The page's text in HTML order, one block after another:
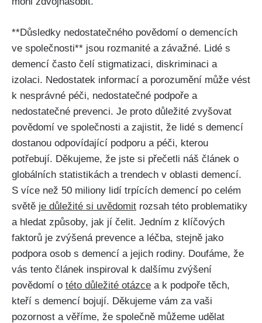
**Důsledky nedostatečného povědomí o demencích
ve společnosti** jsou rozmanité a závažné. Lidé s
demencí často čelí stigmatizaci, diskriminaci a
izolaci. Nedostatek informací a porozumění může vést
k nesprávné péči, nedostatečné podpoře a
nedostatečné prevenci. Je proto důležité zvyšovat
povědomí ve společnosti a zajistit, že lidé s demencí
dostanou odpovídající podporu a péči, kterou
potřebují. Děkujeme, že jste si přečetli náš článek o
globálních statistikách a trendech v oblasti demencí.
S více než 50 miliony lidí trpících demencí po celém
světě je důležité si uvědomit rozsah této problematiky
a hledat způsoby, jak jí čelit. Jedním z klíčových
faktorů je zvýšená prevence a léčba, stejně jako
podpora osob s demencí a jejich rodiny. Doufáme, že
vás tento článek inspiroval k dalšímu zvýšení
povědomí o této důležité otázce a k podpoře těch,
kteří s demencí bojují. Děkujeme vám za vaši
pozornost a věříme, že společně můžeme udělat